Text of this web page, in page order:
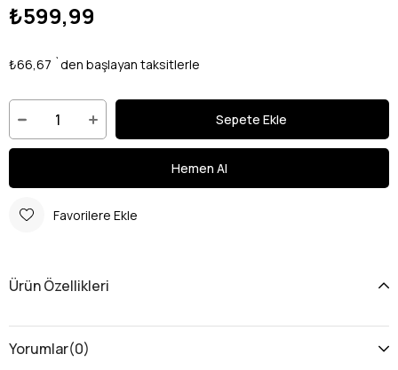
₺599,99
₺66,67 `den başlayan taksitlerle
Favorilere Ekle
Ürün Özellikleri
Yorumlar(0)